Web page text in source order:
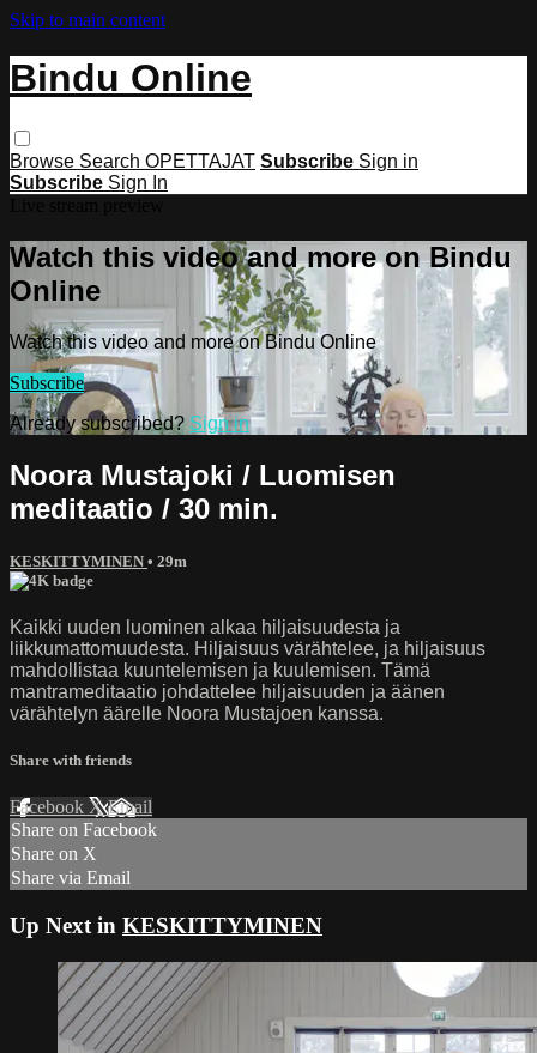
Skip to main content
Bindu Online
Browse Search OPETTAJAT Subscribe Sign in
Subscribe Sign In
Watch this video and more on Bindu
Online
Watch this video and more on Bindu Online
Subscribe
Already subscribed? Sign in
Noora Mustajoki / Luomisen
meditaatio / 30 min.
KESKITTYMINEN • 29m
Kaikki uuden luominen alkaa hiljaisuudesta ja
liikkumattomuudesta. Hiljaisuus värähtelee, ja hiljaisuus
mahdollistaa kuuntelemisen ja kuulemisen. Tämä
mantrameditaatio johdattelee hiljaisuuden ja äänen
värähtelyn äärelle Noora Mustajoen kanssa.
Share with friends
Facebook XEmail
Share on Facebook
Share on X
Share via Email
Up Next in KESKITTYMINEN